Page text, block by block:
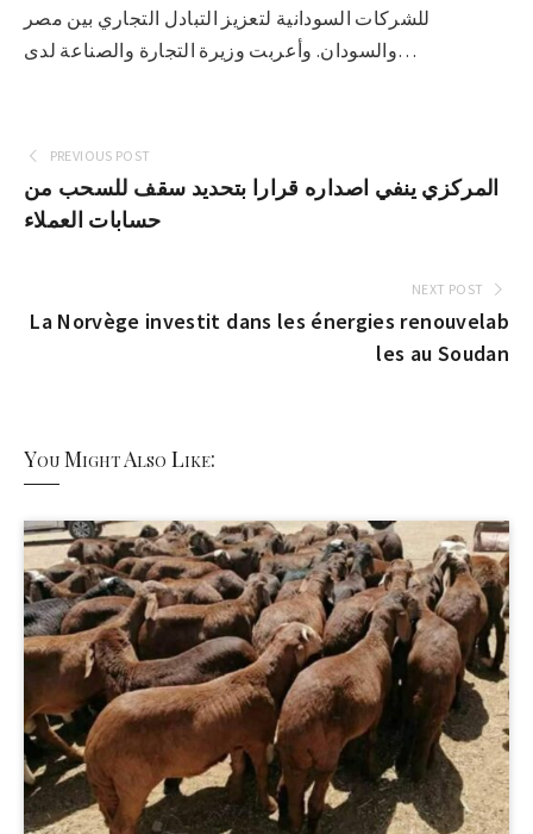
للشركات السودانية لتعزيز التبادل التجاري بين مصر
والسودان. وأعربت وزيرة التجارة والصناعة لدى…
PREVIOUS POST
المركزي ينفي اصداره قرارا بتحديد سقف للسحب من
حسابات العملاء
NEXT POST
La Norvège investit dans les énergies renouvelab
les au Soudan
You Might Also Like: